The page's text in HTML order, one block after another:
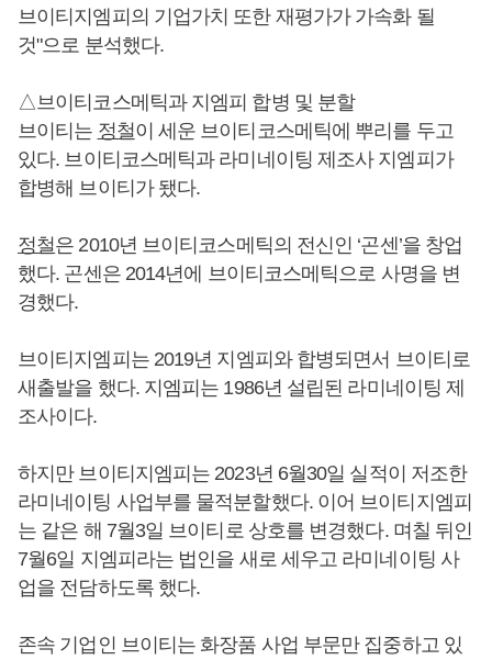
브이티지엠피의 기업가치 또한 재평가가 가속화 될
것"으로 분석했다.
△브이티코스메틱과 지엠피 합병 및 분할
브이티는 정철이 세운 브이티코스메틱에 뿌리를 두고
있다. 브이티코스메틱과 라미네이팅 제조사 지엠피가
합병해 브이티가 됐다.
정철은 2010년 브이티코스메틱의 전신인 ‘곤센’을 창업
했다. 곤센은 2014년에 브이티코스메틱으로 사명을 변
경했다.
브이티지엠피는 2019년 지엠피와 합병되면서 브이티로
새출발을 했다. 지엠피는 1986년 설립된 라미네이팅 제
조사이다.
하지만 브이티지엠피는 2023년 6월30일 실적이 저조한
라미네이팅 사업부를 물적분할했다. 이어 브이티지엠피
는 같은 해 7월3일 브이티로 상호를 변경했다. 며칠 뒤인
7월6일 지엠피라는 법인을 새로 세우고 라미네이팅 사
업을 전담하도록 했다.
존속 기업인 브이티는 화장품 사업 부문만 집중하고 있